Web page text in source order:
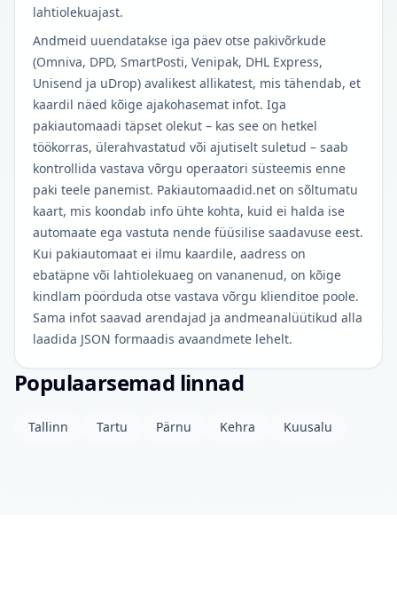
lahtiolekuajast.
Andmeid uuendatakse iga päev otse pakivõrkude
(Omniva, DPD, SmartPosti, Venipak, DHL Express,
Unisend ja uDrop) avalikest allikatest, mis tähendab, et
kaardil näed kõige ajakohasemat infot. Iga
pakiautomaadi täpset olekut – kas see on hetkel
töökorras, ülerahvastatud või ajutiselt suletud – saab
kontrollida vastava võrgu operaatori süsteemis enne
paki teele panemist. Pakiautomaadid.net on sõltumatu
kaart, mis koondab info ühte kohta, kuid ei halda ise
automaate ega vastuta nende füüsilise saadavuse eest.
Kui pakiautomaat ei ilmu kaardile, aadress on
ebatäpne või lahtiolekuaeg on vananenud, on kõige
kindlam pöörduda otse vastava võrgu klienditoe poole.
Sama infot saavad arendajad ja andmeanalüütikud alla
laadida JSON formaadis avaandmete lehelt.
Populaarsemad linnad
Tallinn Tartu Pärnu Kehra Kuusalu